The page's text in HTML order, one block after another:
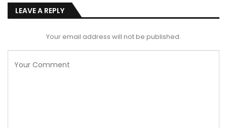
LEAVE A REPLY
Your email address will not be published.